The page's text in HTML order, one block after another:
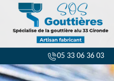
05 33 06 36 03